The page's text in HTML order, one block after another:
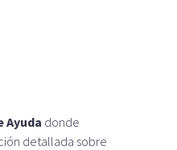
Ayuda donde
detallada sobre